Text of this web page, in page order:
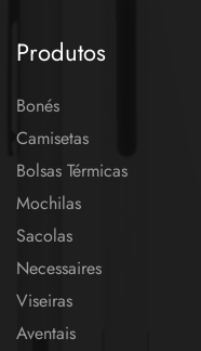
Produtos
Bonés
Camisetas
Bolsas Térmicas
Mochilas
Sacolas
Necessaires
Viseiras
Aventais